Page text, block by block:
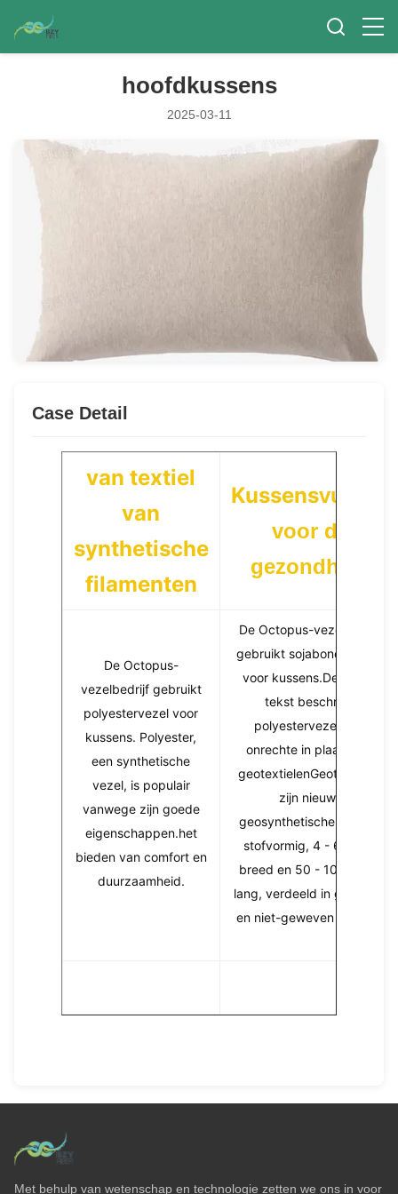
hoofdkussens
2025-03-11
Case Detail
van textiel
van
synthetische
filamenten
Kussensvulsels
voor de
gezondheid
De Octopus-
vezelbedrijf gebruikt
polyestervezel voor
kussens. Polyester,
een synthetische
vezel, is populair
vanwege zijn goede
eigenschappen.het
bieden van comfort en
duurzaamheid.
De Octopus-vezelbedrijf
gebruikt sojabonenvezels
voor kussens.De vorige
tekst beschreef
polyestervezels ten
onrechte in plaats van
geotextielenGeotextielen
zijn nieuwe
geosynthetische stoffen,
stofvormig, 4 - 6 meter
breed en 50 - 100 meter
lang, verdeeld in geweven
en niet-geweven soorten.
Met behulp van wetenschap en technologie zetten we ons in voor